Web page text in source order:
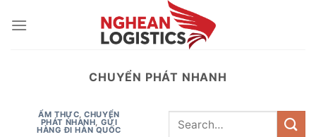
CHUYỂN PHÁT NHANH
ẨM THỰC,CHUYỂN
PHÁT NHANH, GỬI
HÀNG ĐI HÀN QUỐC